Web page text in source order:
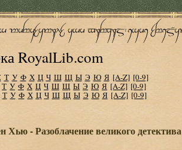
RoyalLib.com
Т У Ф Х Ц Ч Ш Щ Ы Э Ю Я [A-Z] [0-9]
Т У Ф Х Ц Ч Ш Щ Ы Э Ю Я [A-Z] [0-9]
Т У Ф Х Ц Ч Ш Щ Ы Э Ю Я [A-Z] [0-9]
Хью - Разоблачение великого детектива